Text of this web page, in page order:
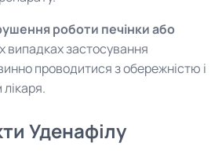
роботи печінки або
випадках застосування
проводитися з обережністю і
Уденафілу